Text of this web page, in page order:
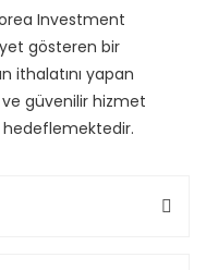
Investment
gösteren bir
ithalatını yapan
güvenilir hizmet
hedeflemektedir.